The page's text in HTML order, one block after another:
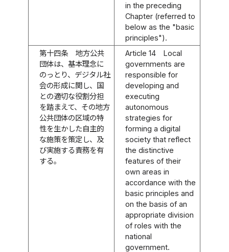
in the preceding
Chapter (referred to
below as the "basic
principles").
第十四条
地方公共
団体は、基本理念に
のっとり、デジタル社
会の形成に関し、国
との適切な役割分担
を踏まえて、その地方
公共団体の区域の特
性を生かした自主的
な施策を策定し、及
び実施する責務を有
する。
Article 14
Local
governments are
responsible for
developing and
executing
autonomous
strategies for
forming a digital
society that reflect
the distinctive
features of their
own areas in
accordance with the
basic principles and
on the basis of an
appropriate division
of roles with the
national
government.